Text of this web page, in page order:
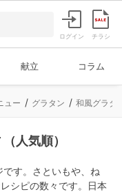
ログイン チラシ
献立 コラム
ュー グラタン 和風グラタ
人気順）
す。さといもや、ね
シピの数々です。日本